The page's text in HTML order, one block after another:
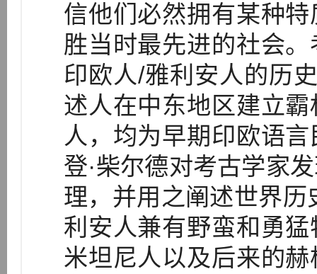
信他们必然拥有某种
胜当时最先进的社会
印欧人/雅利安人的历
述人在中东地区建立
人，均为早期印欧语
登·柴尔德对考古学家
理，并用之阐述世界
利安人兼有野蛮和勇
米坦尼人以及后来的